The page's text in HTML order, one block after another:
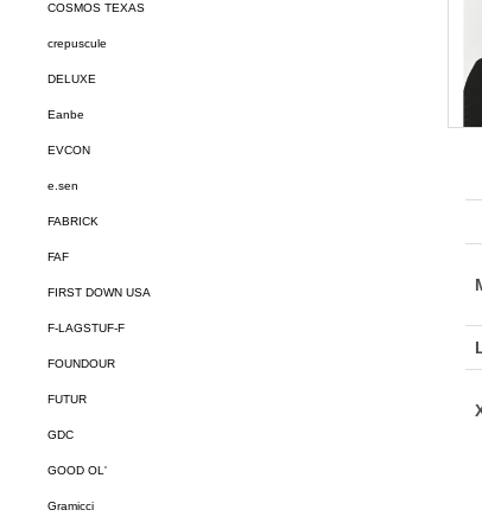
COSMOS TEXAS
crepuscule
DELUXE
Eanbe
EVCON
e.sen
FABRICK
FAF
FIRST DOWN USA
F-LAGSTUF-F
FOUNDOUR
FUTUR
GDC
GOOD OL'
Gramicci